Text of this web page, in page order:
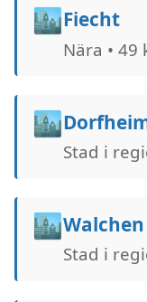
🏙️Fiecht
Nära • 49
🏙️
Stad i
🏙️Walchen
Stad i